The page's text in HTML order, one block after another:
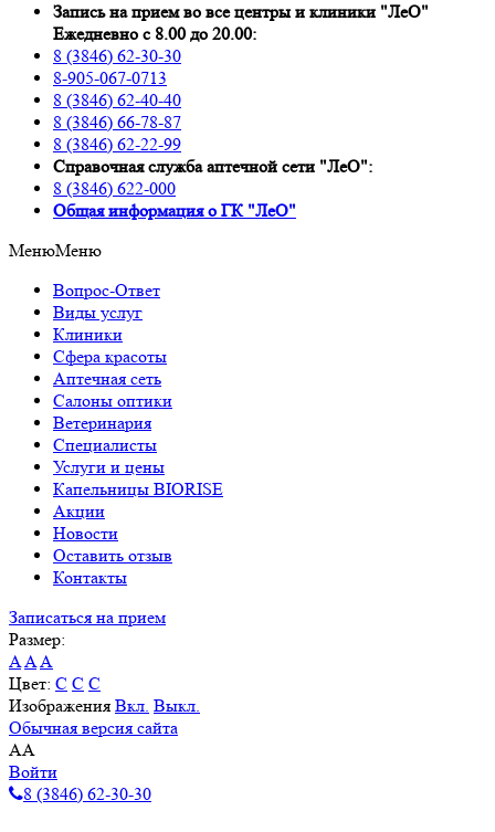
Запись на прием во все центры и клиники "ЛеО"
Ежедневно с 8.00 до 20.00:
8 (3846) 62-30-30
8-905-067-0713
8 (3846) 62-40-40
8 (3846) 66-78-87
8 (3846) 62-22-99
Справочная служба аптечной сети "ЛеО":
8 (3846) 622-000
Oбщая информация о ГК "ЛеО"
МенюМеню
Вопрос-Ответ
Виды услуг
Клиники
Сфера красоты
Аптечная сеть
Салоны оптики
Ветеринария
Специалисты
Услуги и цены
Капельницы BIORISE
Акции
Новости
Оставить отзыв
Контакты
Записаться на прием
Размер:
AAA
Цвет: C C C
Изображения Вкл. Выкл.
Обычная версия сайта
AA
Войти
8 (3846) 62-30-30